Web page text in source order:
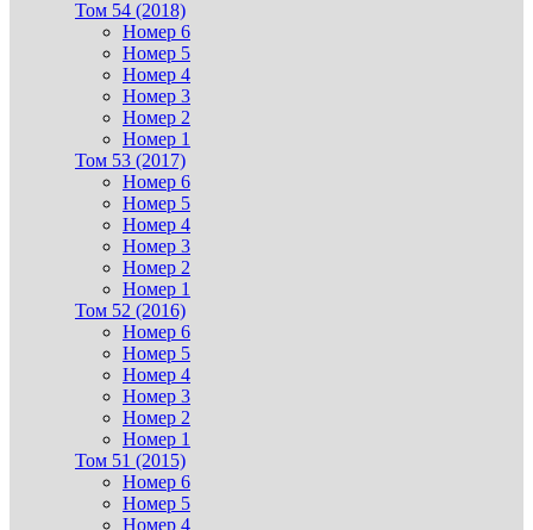
Том 54 (2018)
Номер 6
Номер 5
Номер 4
Номер 3
Номер 2
Номер 1
Том 53 (2017)
Номер 6
Номер 5
Номер 4
Номер 3
Номер 2
Номер 1
Том 52 (2016)
Номер 6
Номер 5
Номер 4
Номер 3
Номер 2
Номер 1
Том 51 (2015)
Номер 6
Номер 5
Номер 4